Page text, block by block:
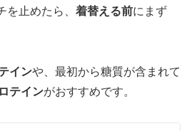
を止めたら、着替える前にまず
インや、最初から糖質が含まれて
テインがおすすめです。